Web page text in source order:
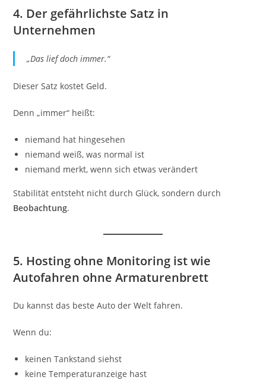
4. Der gefährlichste Satz in
Unternehmen
„Das lief doch immer.“
Dieser Satz kostet Geld.
Denn „immer“ heißt:
niemand hat hingesehen
niemand weiß, was normal ist
niemand merkt, wenn sich etwas verändert
Stabilität entsteht nicht durch Glück, sondern durch
Beobachtung.
5. Hosting ohne Monitoring ist wie
Autofahren ohne Armaturenbrett
Du kannst das beste Auto der Welt fahren.
Wenn du:
keinen Tankstand siehst
keine Temperaturanzeige hast